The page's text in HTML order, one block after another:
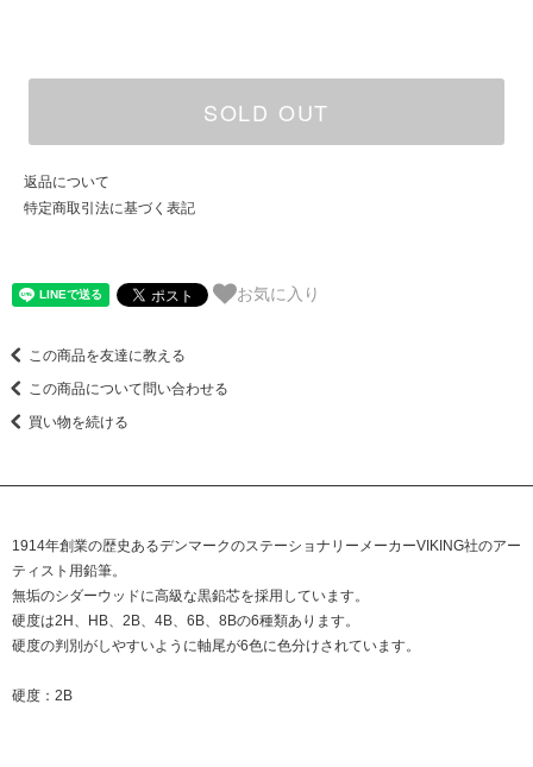
SOLD OUT
返品について
特定商取引法に基づく表記
お気に入り
この商品を友達に教える
この商品について問い合わせる
買い物を続ける
1914年創業の歴史あるデンマークのステーショナリーメーカーVIKING社のアー
ティスト用鉛筆。
無垢のシダーウッドに高級な黒鉛芯を採用しています。
硬度は2H、HB、2B、4B、6B、8Bの6種類あります。
硬度の判別がしやすいように軸尾が6色に色分けされています。
硬度：2B